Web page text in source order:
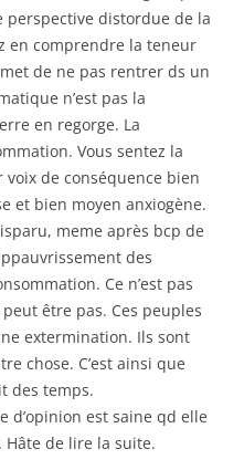
perspective distordue de la
en comprendre la teneur
de ne pas rentrer ds un
n’est pas la
en regorge. La
Vous sentez la
de conséquence bien
et bien moyen anxiogène.
meme après bcp de
des
Ce n’est pas
être pas. Ces peuples
extermination. Ils sont
chose. C’est ainsi que
des temps.
d’opinion est saine qd elle
Hâte de lire la suite.